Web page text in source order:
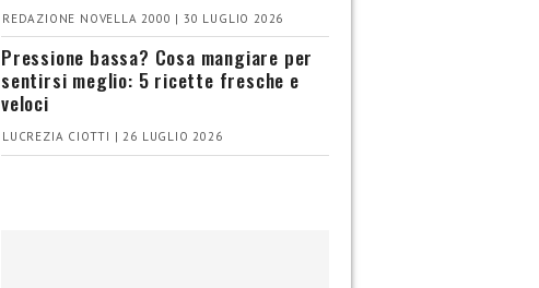
REDAZIONE NOVELLA 2000 | 30 LUGLIO 2026
Pressione bassa? Cosa mangiare per
sentirsi meglio: 5 ricette fresche e
veloci
LUCREZIA CIOTTI | 26 LUGLIO 2026